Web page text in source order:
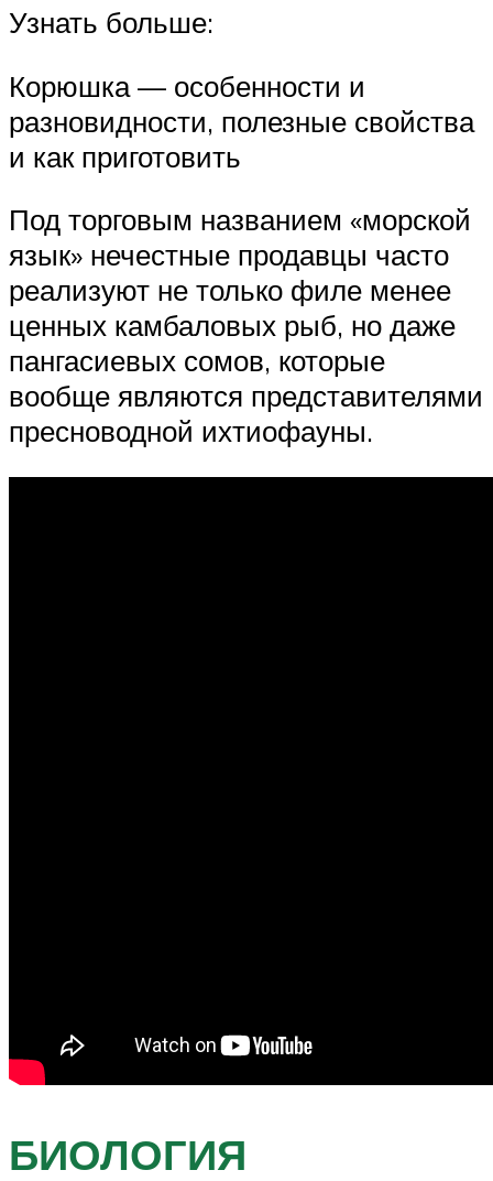
Узнать больше:
Корюшка — особенности и
разновидности, полезные свойства
и как приготовить
Под торговым названием «морской
язык» нечестные продавцы часто
реализуют не только филе менее
ценных камбаловых рыб, но даже
пангасиевых сомов, которые
вообще являются представителями
пресноводной ихтиофауны.
БИОЛОГИЯ